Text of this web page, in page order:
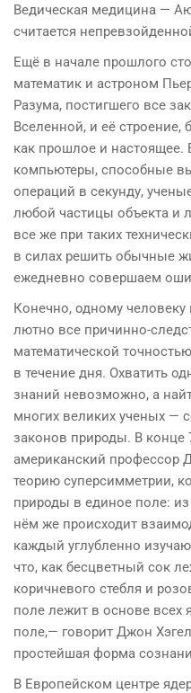
Ведическая медици­на —
считается
Ещё в начале прошлого
математик и астроном
Разума, постигшего все
Вселенной, и её строение,
как прошлое и настоящее.
компьютеры, спо­собные
операций в секунду,
любой частицы объекта и
все же при таких
в силах решить обычные
ежедневно совершаем
Конечно, одному
лютно все причинно-
математической
в течение дня. Охватить
знаний невозможно, а
многих великих ученых —
законов природы. В конце
американ­ский профессор
теорию су­персимметрии,
природы в еди­ное поле:
нём же происходит
каждый углубленно
что, как бесцветный сок
корич­невого стебля и
поле лежит в основе всех
поле,— говорит Джон
простей­шая форма
В Европейском центре